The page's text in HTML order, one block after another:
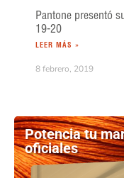
Pantone presentó
19-20
LEER MÁS »
8 febrero, 2019
Potencia tu
oficiales